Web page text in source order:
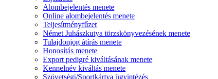
Alombejelentés menete
Online alombejelentés menete
Teljesítményfűzet
Német Juhászkutya törzskönyvezésének menete
Tulajdonjog átírás menete
Honosítás menete
Export pedigré kiváltásának menete
Kennelnév kiváltás menete
Szövetségi/Sportkártya ügyintézés